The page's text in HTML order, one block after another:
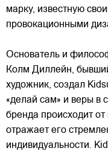
марку, известную
провокационными
Основатель и
Колм Диллейн,
художник, создал
«делай сам» и веры в
бренда происходит
отражает его
индивидуальности.